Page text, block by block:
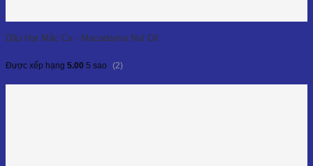
Dầu Hạt Mắc Ca - Macadamia Nut Oil
Được xếp hạng 5.00 5 sao (2)